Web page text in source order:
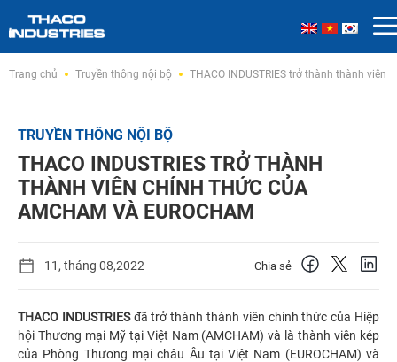
Trang chủ Truyền thông nội bộ THACO INDUSTRIES trở thành thành viên
TRUYỀN THÔNG NỘI BỘ
THACO INDUSTRIES TRỞ THÀNH
THÀNH VIÊN CHÍNH THỨC CỦA
AMCHAM VÀ EUROCHAM
11, tháng 08,2022 Chia sẻ
THACO INDUSTRIESđã trở thành thành viên chính thức của Hiệp
hội Thương mại Mỹ tại Việt Nam (AMCHAM) và là thành viên kép
của Phòng Thương mại châu Âu tại Việt Nam (EUROCHAM) và